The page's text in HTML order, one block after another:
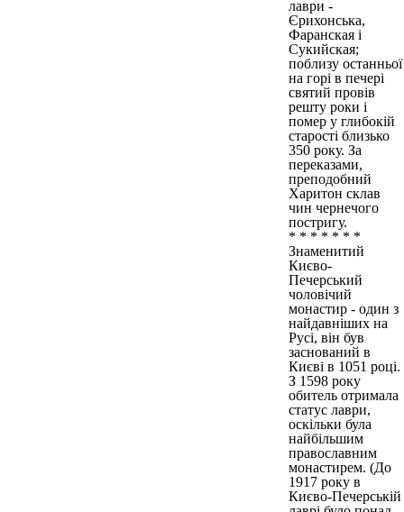
лаври -
Єрихонська,
Фаранская і
Сукийская;
поблизу останньої
на горі в печері
святий провів
решту роки і
помер у глибокій
старості близько
350 року. За
переказами,
преподобний
Харитон склав
чин чернечого
постригу.
* * * * * * *
Знаменитий
Києво-
Печерський
чоловічий
монастир - один з
найдавніших на
Русі, він був
заснований в
Києві в 1051 році.
З 1598 року
обитель отримала
статус лаври,
оскільки була
найбільшим
православним
монастирем. (До
1917 року в
Києво-Печерській